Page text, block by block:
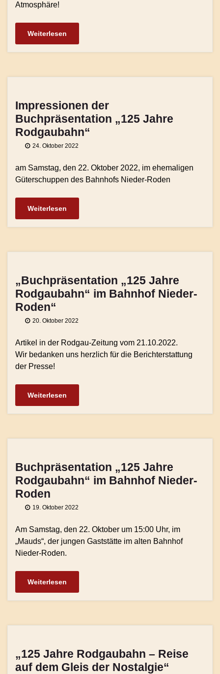
Atmosphäre!
Weiterlesen
Impressionen der
Buchpräsentation „125 Jahre
Rodgaubahn“
24. Oktober 2022
am Samstag, den 22. Oktober 2022, im ehemaligen
Güterschuppen des Bahnhofs Nieder-Roden
Weiterlesen
„Buchpräsentation „125 Jahre
Rodgaubahn“ im Bahnhof Nieder-
Roden“
20. Oktober 2022
Artikel in der Rodgau-Zeitung vom 21.10.2022.
Wir bedanken uns herzlich für die Berichterstattung
der Presse!
Weiterlesen
Buchpräsentation „125 Jahre
Rodgaubahn“ im Bahnhof Nieder-
Roden
19. Oktober 2022
Am Samstag, den 22. Oktober um 15:00 Uhr, im
„Mauds“, der jungen Gaststätte im alten Bahnhof
Nieder-Roden.
Weiterlesen
„125 Jahre Rodgaubahn – Reise
auf dem Gleis der Nostalgie“